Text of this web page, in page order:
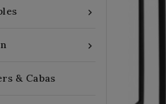


& Cabas